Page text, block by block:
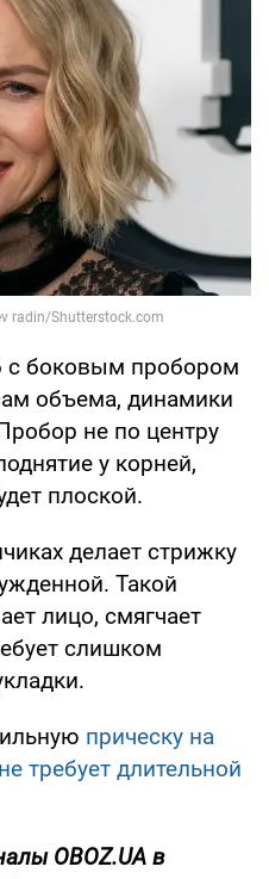
с боковым пробором
объема, динамики
не по центру
у корней,
плоской.
делает стрижку
Такой
лицо, смягчает
слишком
прическу на
требует длительной
OBOZ.UA в